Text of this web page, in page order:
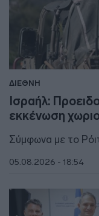
ΔΙΕΘΝΗ
Ισραήλ:
εκκένωση
Σύμφωνα με το
05.08.2026 - 18:54